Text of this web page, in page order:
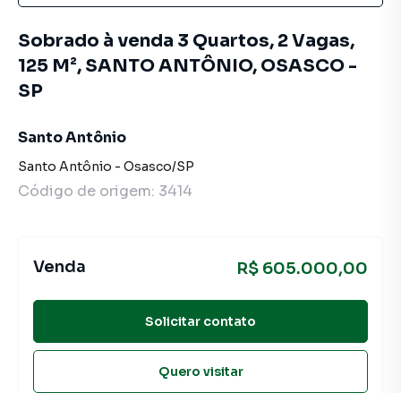
Sobrado à venda 3 Quartos, 2 Vagas,
125 M², SANTO ANTÔNIO, OSASCO -
SP
Santo Antônio
Santo Antônio - Osasco/SP
Código de origem: 3414
Venda R$ 605.000,00
Solicitar contato
Quero visitar